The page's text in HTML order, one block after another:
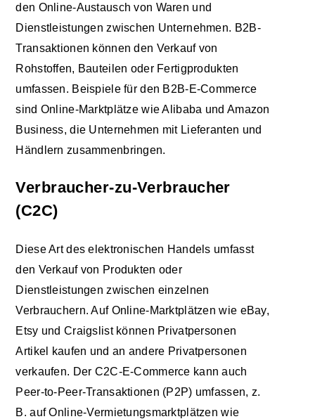
den Online-Austausch von Waren und
Dienstleistungen zwischen Unternehmen. B2B-
Transaktionen können den Verkauf von
Rohstoffen, Bauteilen oder Fertigprodukten
umfassen. Beispiele für den B2B-E-Commerce
sind Online-Marktplätze wie Alibaba und Amazon
Business, die Unternehmen mit Lieferanten und
Händlern zusammenbringen.
Verbraucher-zu-Verbraucher
(C2C)
Diese Art des elektronischen Handels umfasst
den Verkauf von Produkten oder
Dienstleistungen zwischen einzelnen
Verbrauchern. Auf Online-Marktplätzen wie eBay,
Etsy und Craigslist können Privatpersonen
Artikel kaufen und an andere Privatpersonen
verkaufen. Der C2C-E-Commerce kann auch
Peer-to-Peer-Transaktionen (P2P) umfassen, z.
B. auf Online-Vermietungsmarktplätzen wie